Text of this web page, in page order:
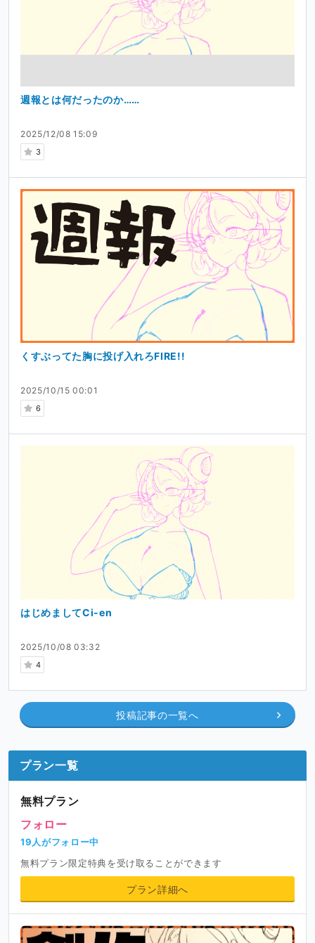
の追加を予定しています。
・TCG開封
・イラスト制作
活動歴
2018年9月7日 VTuberとして活動開始。
(以下追記中)
2025/12/08 15:09
3
週報とは何だったのか……
2025/10/15 00:01
6
くすぶってた胸に投げ入れろFIRE!!
2025/10/08 03:32
4
はじめましてCi-en
投稿記事の一覧へ
プラン一覧
無料プラン
フォロー
19人がフォロー中
無料プラン限定特典を受け取ることができます
プラン詳細へ